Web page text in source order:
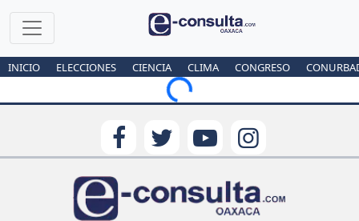
INICIO ELECCIONES CIENCIA CLIMA CONGRESO
Loading...